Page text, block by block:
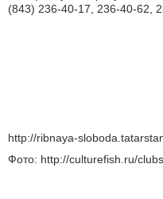
(843) 236-40-17, 236-40-62,
http://ribnaya-
Фото: http://culturefish.ru/